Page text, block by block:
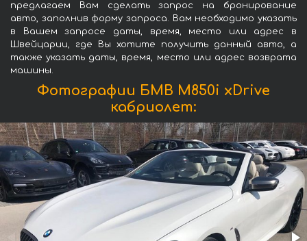
предлагаем Вам сделать запрос на бронирование
авто, заполнив форму запроса. Вам необходимо указать
в Вашем запросе даты, время, место или адрес в
Швейцарии, где Вы хотите получить данный авто, а
также указать даты, время, место или адрес возврата
машины.
Фотографии БМВ M850i xDrive
кабриолет: